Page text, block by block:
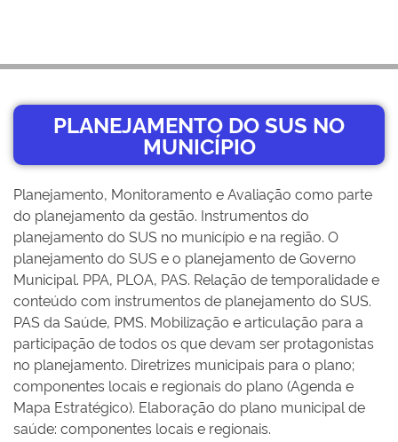
PLANEJAMENTO DO SUS NO
MUNICÍPIO
Planejamento, Monitoramento e Avaliação como parte
do planejamento da gestão. Instrumentos do
planejamento do SUS no município e na região. O
planejamento do SUS e o planejamento de Governo
Municipal. PPA, PLOA, PAS. Relação de temporalidade e
conteúdo com instrumentos de planejamento do SUS.
PAS da Saúde, PMS. Mobilização e articulação para a
participação de todos os que devam ser protagonistas
no planejamento. Diretrizes municipais para o plano;
componentes locais e regionais do plano (Agenda e
Mapa Estratégico). Elaboração do plano municipal de
saúde: componentes locais e regionais.